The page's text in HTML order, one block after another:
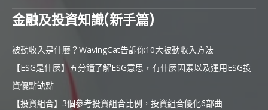
金融及投資知識(新手篇)
被動收入是什麼？WavingCat告訴你10大被動收入方法
【ESG是什麼】五分鐘了解ESG意思，有什麼因素以及運用ESG投
資優點缺點
【投資組合】3個參考投資組合比例，投資組合優化6部曲